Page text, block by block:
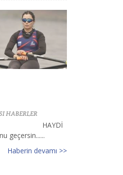
HABERLER
HAYDİ
geçersin......
Haberin devamı >>